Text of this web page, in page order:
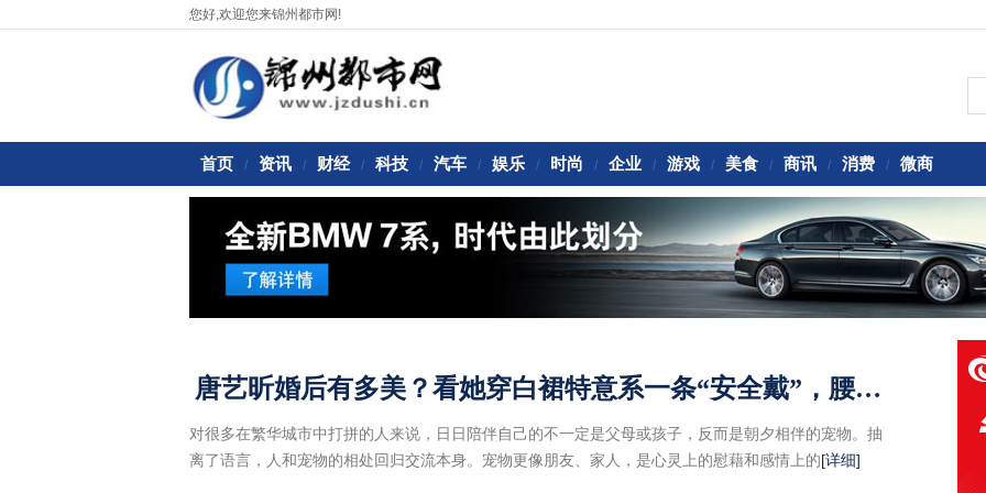
您好,欢迎您来锦州都市网!
首页 / 资讯 / 财经 / 科技 / 汽车 / 娱乐 / 时尚 / 企业 / 游戏 / 美食 / 商讯 / 消费 / 微商
唐艺昕婚后有多美？看她穿白裙特意系一条“安全戴”，腰方了
对很多在繁华城市中打拼的人来说，日日陪伴自己的不一定是父母或孩子，反而是朝夕相伴的宠物。抽
离了语言，人和宠物的相处回归交流本身。宠物更像朋友、家人，是心灵上的慰藉和感情上的[详细]